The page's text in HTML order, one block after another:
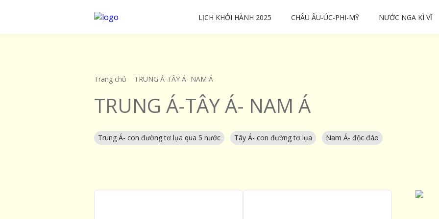
LỊCH KHỞI HÀNH 2025 CHÂU ÂU-ÚC-PHI-MỸ NƯỚC NGA KÌ VĨ
Trang chủ TRUNG Á-TÂY Á- NAM Á
TRUNG Á-TÂY Á- NAM Á
Trung Á- con đường tơ lụa qua 5 nước Tây Á- con đường tơ lụa Nam Á- độc đáo